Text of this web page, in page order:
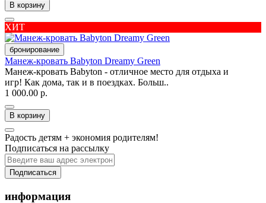
В корзину
ХИТ
бронирование
Манеж-кровать Babyton Dreamy Green
Манеж-кровать Babyton - отличное место для отдыха и
игр! Как дома, так и в поездках. Больш..
1 000.00 р.
В корзину
Радость детям + экономия родителям!
Подписаться на рассылку
Подписаться
информация